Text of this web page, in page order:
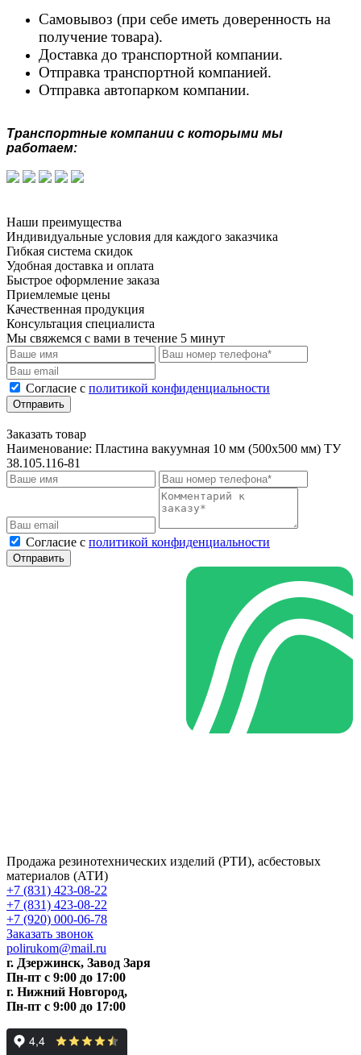
Самовывоз (при себе иметь доверенность на
получение товара).
Доставка до транспортной компании.
Отправка транспортной компанией.
Отправка автопарком компании.
Транспортные компании с которыми мы
работаем:
Наши преимущества
Индивидуальные условия для каждого заказчика
Гибкая система скидок
Удобная доставка и оплата
Быстрое оформление заказа
Приемлемые цены
Качественная продукция
Консультация специалиста
Мы свяжемся с вами в течение 5 минут
Cогласие с политикой конфиденциальности
Отправить
Заказать товар
Наименование: Пластина вакуумная 10 мм (500х500 мм) ТУ
38.105.116-81
Cогласие с политикой конфиденциальности
Отправить
Продажа резинотехнических изделий (РТИ), асбестовых
материалов (АТИ)
+7 (831) 423-08-22
+7 (831) 423-08-22
+7 (920) 000-06-78
Заказать звонок
polirukom@mail.ru
г. Дзержинск, Завод Заря
Пн-пт c 9:00 до 17:00
г. Нижний Новгород,
Пн-пт c 9:00 до 17:00